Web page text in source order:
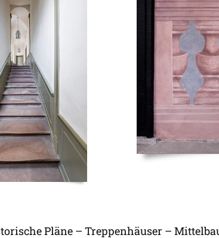
Pläne – Treppenhäuser –